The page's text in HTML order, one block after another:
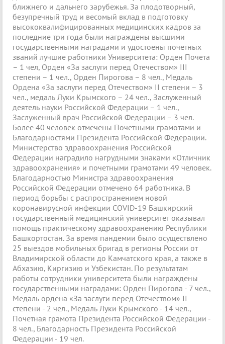
ближнего и дальнего зарубежья. За плодотворный,
безупречный труд и весомый вклад в подготовку
высококвалифицированных медицинских кадров за
последние три года были награждены высшими
государственными наградами и удостоены почетных
званий лучшие работники Университета: Орден Почета
– 1 чел, Орден «За заслуги перед Отечеством» III
степени – 1 чел., Орден Пирогова – 8 чел., Медаль
Ордена «За заслуги перед Отечеством» II степени – 3
чел., медаль Луки Крымского – 24 чел., Заслуженный
деятель науки Российской Федерации – 1 чел.,
Заслуженный врач Российской Федерации – 3 чел.
Более 40 человек отмечены Почетными грамотами и
Благодарностями Президента Российской Федерации.
Министерство здравоохранения Российской
Федерации наградило нагрудными знаками «Отличник
здравоохранения» и почетными грамотами 49 человек.
Благодарностью Министра здравоохранения
Российской Федерации отмечено 64 работника. В
период борьбы с распространением новой
коронавирусной инфекции COVID-19 Башкирский
государственный медицинский университет оказывал
помощь практическому здравоохранению Республики
Башкортостан. За время пандемии было осуществлено
25 выездов мобильных бригад в регионы России от
Владимирской области до Камчатского края, а также в
Абхазию, Киргизию и Узбекистан. По результатам
работы сотрудники университета были награждены
государственными наградами: Орден Пирогова - 7 чел.,
Медаль ордена «За заслуги перед Отечеством» II
степени - 2 чел., Медаль Луки Крымского - 14 чел.,
Почетная грамота Президента Российской Федерации -
8 чел., Благодарность Президента Российской
Федерации - 19 чел.